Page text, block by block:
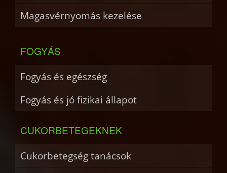
Magasvérnyomás kezelése
FOGYÁS
Fogyás és egészség
Fogyás és jó fizikai állapot
CUKORBETEGEKNEK
Cukorbetegség tanácsok